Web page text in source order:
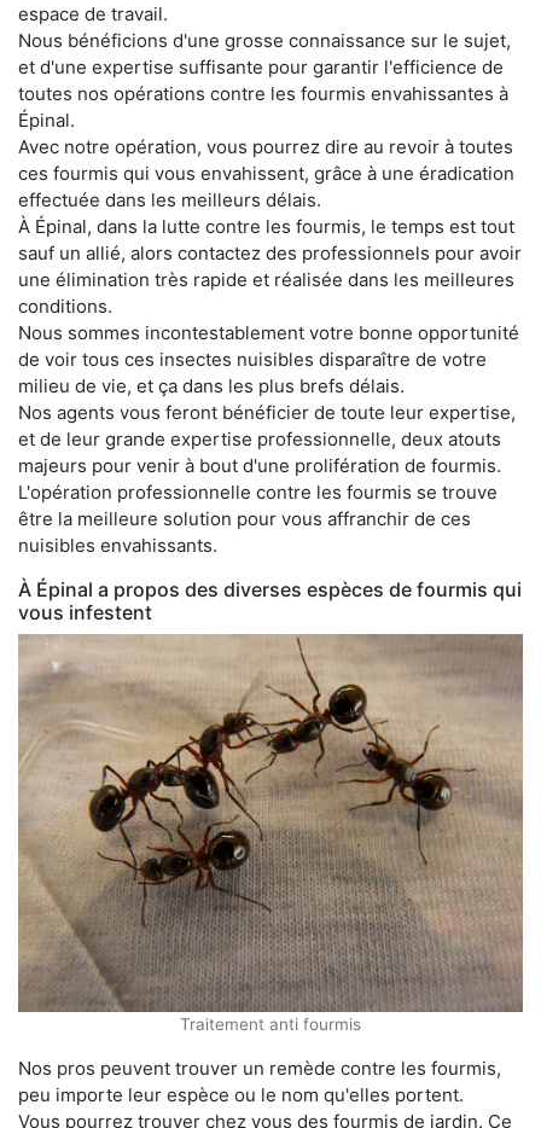
espace de travail.
Nous bénéficions d'une grosse connaissance sur le sujet,
et d'une expertise suffisante pour garantir l'efficience de
toutes nos opérations contre les fourmis envahissantes à
Épinal.
Avec notre opération, vous pourrez dire au revoir à toutes
ces fourmis qui vous envahissent, grâce à une éradication
effectuée dans les meilleurs délais.
À Épinal, dans la lutte contre les fourmis, le temps est tout
sauf un allié, alors contactez des professionnels pour avoir
une élimination très rapide et réalisée dans les meilleures
conditions.
Nous sommes incontestablement votre bonne opportunité
de voir tous ces insectes nuisibles disparaître de votre
milieu de vie, et ça dans les plus brefs délais.
Nos agents vous feront bénéficier de toute leur expertise,
et de leur grande expertise professionnelle, deux atouts
majeurs pour venir à bout d'une prolifération de fourmis.
L'opération professionnelle contre les fourmis se trouve
être la meilleure solution pour vous affranchir de ces
nuisibles envahissants.
À Épinal a propos des diverses espèces de fourmis qui
vous infestent
Traitement anti fourmis
Nos pros peuvent trouver un remède contre les fourmis,
peu importe leur espèce ou le nom qu'elles portent.
Vous pourrez trouver chez vous des fourmis de jardin. Ce